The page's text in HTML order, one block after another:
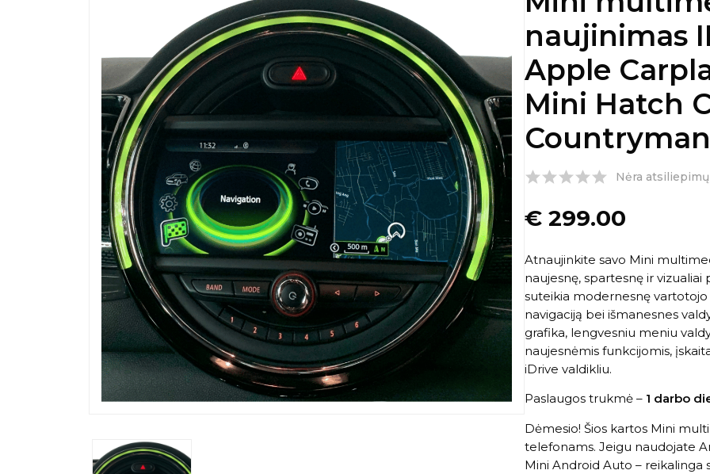
naujinimas
Apple
Mini Hatch
Countryman
Nėra atsiliepimų
€ 299.00
Atnaujinkite savo Mini
naujesnę, spartesnę ir vizualiai
suteikia modernesnę
navigaciją bei išmanesnes
grafika, lengvesniu meniu
naujesnėmis funkcijomis,
iDrive valdikliu.
Paslaugos trukmė – 1 darbo
Dėmesio! Šios kartos Mini
telefonams. Jeigu naudojate
Mini Android Auto – reikalinga